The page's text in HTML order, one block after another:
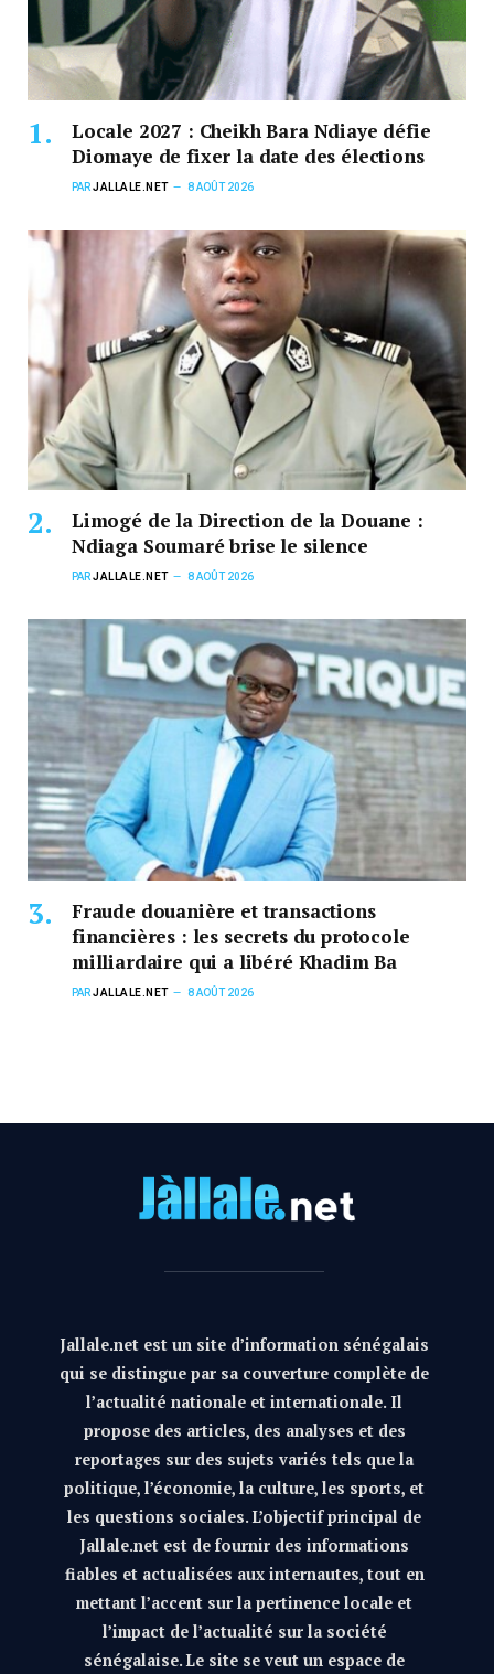
Locale 2027 : Cheikh Bara Ndiaye défie
Diomaye de fixer la date des élections
PARJALLALE.NET 8 AOÛT 2026
Limogé de la Direction de la Douane :
Ndiaga Soumaré brise le silence
PARJALLALE.NET 8 AOÛT 2026
Fraude douanière et transactions
financières : les secrets du protocole
milliardaire qui a libéré Khadim Ba
PARJALLALE.NET 8 AOÛT 2026
Jallale.net est un site d’information sénégalais
qui se distingue par sa couverture complète de
l’actualité nationale et internationale. Il
propose des articles, des analyses et des
reportages sur des sujets variés tels que la
politique, l’économie, la culture, les sports, et
les questions sociales. L’objectif principal de
Jallale.net est de fournir des informations
fiables et actualisées aux internautes, tout en
mettant l’accent sur la pertinence locale et
l’impact de l’actualité sur la société
sénégalaise. Le site se veut un espace de